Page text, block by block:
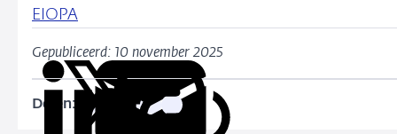
EIOPA
Gepubliceerd: 10 november 2025
Delen:
Deel
DeelDeelKopieer